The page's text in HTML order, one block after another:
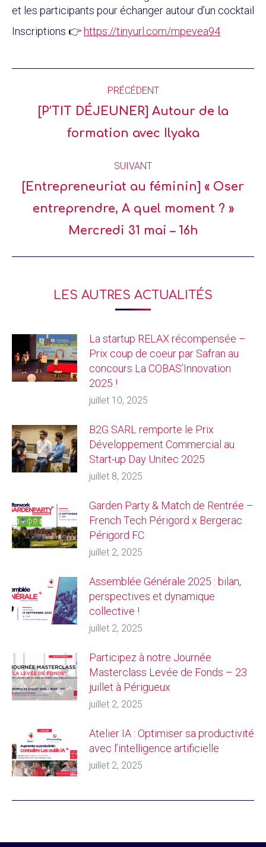
et les participants pour échanger autour d’un cocktail
Inscriptions 👉 https://tinyurl.com/mpevea94
PRÉCÉDENT
[P’TIT DÉJEUNER] Autour de la
formation avec Ilyaka
SUIVANT
[Entrepreneuriat au féminin] « Oser
entreprendre, A quel moment ? »
Mercredi 31 mai – 16h
LES AUTRES ACTUALITÉS
La startup RELAX récompensée –
Prix coup de coeur par Safran au
concours La COBAS’Innovation
2025 !
juillet 10, 2025
B2G SARL remporte le Prix
Développement Commercial au
Start-up Day Unitec 2025
juillet 8, 2025
Garden Party & Match de Rentrée –
French Tech Périgord x Bergerac
Périgord FC
juillet 2, 2025
Assemblée Générale 2025 : bilan,
perspectives et dynamique
collective !
juillet 2, 2025
Participez à notre Journée
Masterclass Levée de Fonds – 23
juillet à Périgueux
juillet 2, 2025
Atelier IA : Optimiser sa productivité
avec l’intelligence artificielle
juillet 2, 2025